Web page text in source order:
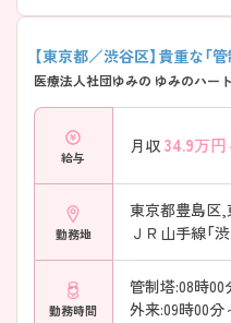
【東京都／渋谷区】貴重な「
医療法人社団ゆみの ゆみのハー
給与
月収 34.9万円
勤務地
東京都豊島区
ＪＲ山手線「
勤務時間
管制塔:08時00
外来:09時00分